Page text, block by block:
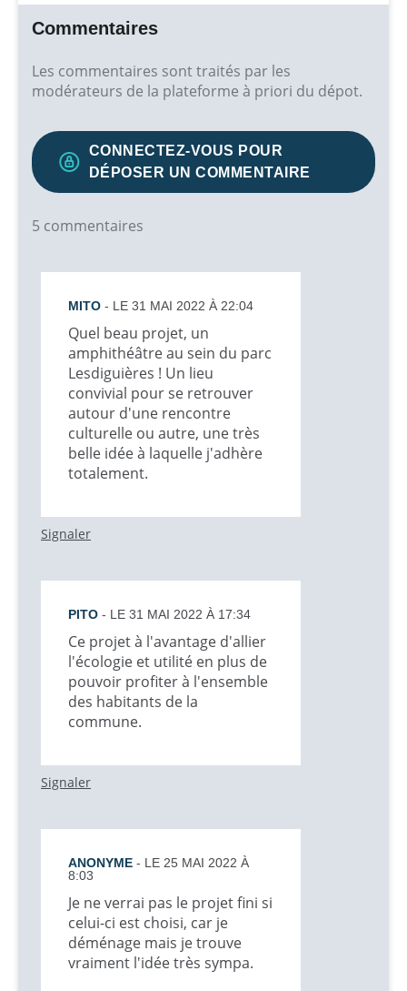
Commentaires
Les commentaires sont traités par les
modérateurs de la plateforme à priori du dépot.
CONNECTEZ-VOUS POUR
DÉPOSER UN COMMENTAIRE
5 commentaires
MITO - LE 31 MAI 2022 À 22:04
Quel beau projet, un
amphithéâtre au sein du parc
Lesdiguières ! Un lieu
convivial pour se retrouver
autour d'une rencontre
culturelle ou autre, une très
belle idée à laquelle j'adhère
totalement.
Signaler
PITO - LE 31 MAI 2022 À 17:34
Ce projet à l'avantage d'allier
l'écologie et utilité en plus de
pouvoir profiter à l'ensemble
des habitants de la
commune.
Signaler
ANONYME - LE 25 MAI 2022 À
8:03
Je ne verrai pas le projet fini si
celui-ci est choisi, car je
déménage mais je trouve
vraiment l'idée très sympa.